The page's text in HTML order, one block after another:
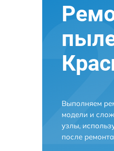
Выполняем
модели и
узлы,
после